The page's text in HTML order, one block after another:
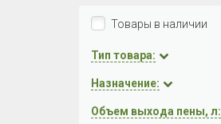
Товары в наличии
Тип товара:
Назначение:
Объем выхода пены, л: